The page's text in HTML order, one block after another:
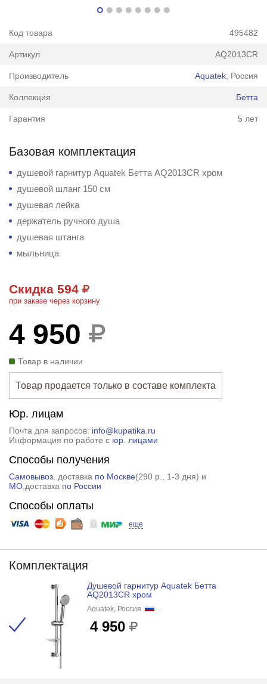
Код товара 495482
Артикул AQ2013CR
Производитель Aquatek , Россия
Коллекция Бетта
Гарантия 5 лет
Базовая комплектация
душевой гарнитур Aquatek Бетта AQ2013CR хром
душевой шланг 150 см
душевая лейка
держатель ручного душа
душевая штанга
мыльница
Скидка 594
при заказе через корзину
4 950
Товар в наличии
Товар продается только в составе комплекта
Юр. лицам
Почта для запросов: info@kupatika.ru
Информация по работе с юр. лицами
Способы получения
Самовывоз, доставка по Москве(290 р.
, 1-3 дня) и
МО,доставка по России
Способы оплаты
еще
Комплектация
Душевой гарнитур Aquatek Бетта
AQ2013CR хром
Aquatek, Россия
4 950